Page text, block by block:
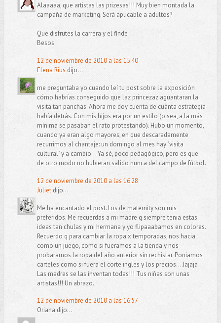
Alaaaaa, que artistas las prizesas!!! Muy bien montada la
campaña de marketing. Será aplicable a adultos?
Que disfrutes la carrera y el finde
Besos
12 de noviembre de 2010 a las 15:40
Elena Rius dijo...
me preguntaba yo cuando leí tu post sobre la exposición
cómo habrías conseguido que laz princezaz aguantaran la
visita tan panchas. Ahora me doy cuenta de cuánta estrategia
había detrás. Con mis hijos era por un estilo (o sea, a la más
mínima se pasaban el rato protestando). Hubo un momento,
cuando ya eran algo mayores, en que descaradamente
recurrimos al chantaje: un domingo al mes hay "visita
cultural" y a cambio... Ya sé, poco pedagógico, pero es que
de otro modo no hubieran salido nunca del campo de fútbol.
12 de noviembre de 2010 a las 16:28
Julietdijo...
Me ha encantado el post. Los de maternity son mis
preferidos. Me recuerdas a mi madre q siempre tenia estas
ideas tan chulas y mi hermana y yo flipaaabamos en colores.
Recuerdo q para cambiar la ropa x temporadas, nos hacia
como un juego, como si fueramos a la tienda y nos
probaramos la ropa del año anterior sin rechistar. Poniamos
carteles como si fuera el corte ingles y los precios... Jajaja
Las madres se las inventan todas!!! Tus niñas son unas
artistas!!! Un abrazo.
12 de noviembre de 2010 a las 16:57
Oriana dijo...